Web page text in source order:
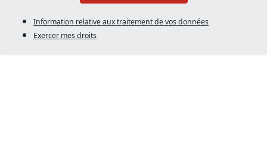
Information relative aux traitement de vos données
Exercer mes droits